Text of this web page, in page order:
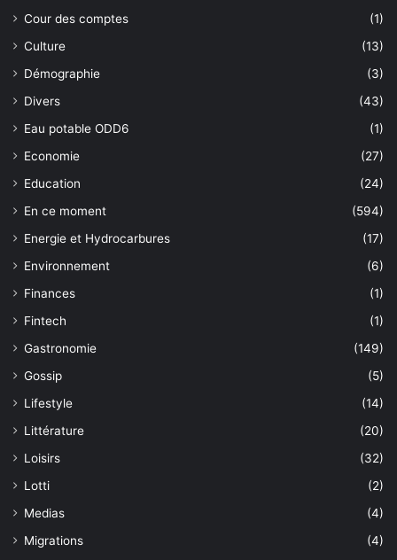
Cour des comptes
(1)
Culture
(13)
Démographie
(3)
Divers
(43)
Eau potable ODD6
(1)
Economie
(27)
Education
(24)
En ce moment
(594)
Energie et Hydrocarbures
(17)
Environnement
(6)
Finances
(1)
Fintech
(1)
Gastronomie
(149)
Gossip
(5)
Lifestyle
(14)
Littérature
(20)
Loisirs
(32)
Lotti
(2)
Medias
(4)
Migrations
(4)